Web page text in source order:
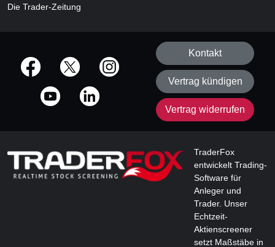
Die Trader-Zeitung
offizielle Social Media-Accounts
Kontakt
Vertrag kündigen
Vertrag widerrufen
TraderFox
entwickelt Trading-
Software für
Anleger und
Trader. Unser
Echtzeit-
Aktienscreener
setzt Maßstäbe in